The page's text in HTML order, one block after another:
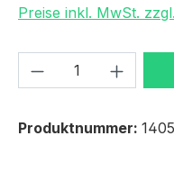
Preise inkl. MwSt.
Produkt
Produktnummer: 1405